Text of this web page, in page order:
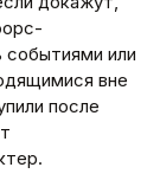
или
вне
после